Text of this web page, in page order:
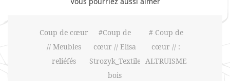
Coup de cœur
// Meubles
reliéfés
#Coup de
cœur // Elisa
Strozyk_Textile
bois
# Coup de
cœur // :
ALTRUISME